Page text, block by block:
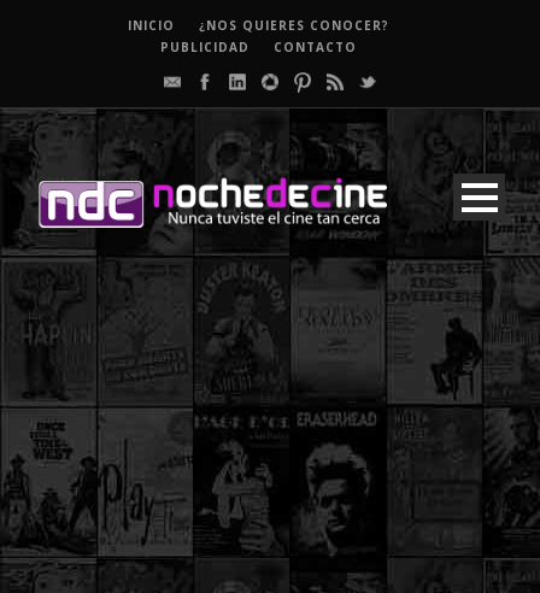
INICIO
¿NOS QUIERES CONOCER?
PUBLICIDAD
CONTACTO